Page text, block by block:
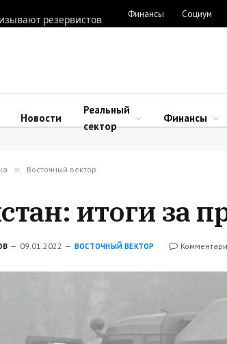
резервистов
Финансы Социум
Новости
Реальный
сектор
Финансы
» Восточный вектор
итоги за
09.01.2022 ВОСТОЧНЫЙ ВЕКТОР